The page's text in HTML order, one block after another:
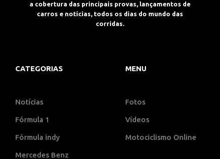
a cobertura das principais provas, lançamentos de
carros e notícias, todos os dias do mundo das
corridas.
CATEGORIAS
Notícias
Fórmula 1
Fórmula indy
Mercedes Benz
MENU
Fotos
Vídeos
Motociclismo Online